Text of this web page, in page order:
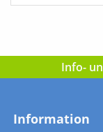
Info-
Information